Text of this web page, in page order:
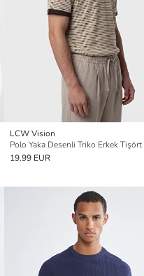
LCW Vision
Polo Yaka Desenli Triko Erkek Tişört
19.99 EUR